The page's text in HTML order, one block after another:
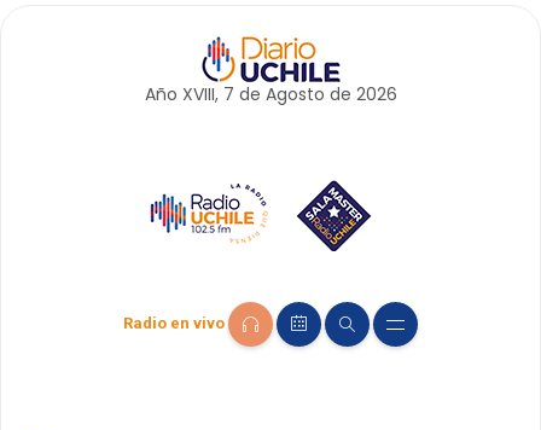
Año XVIII, 7 de Agosto de 2026
Radio en vivo